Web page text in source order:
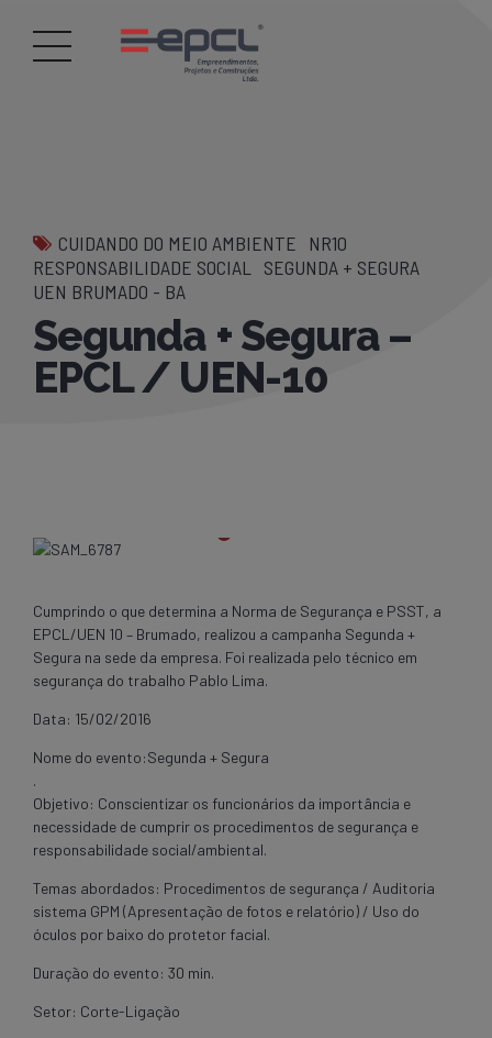
CUIDANDO DO MEIO AMBIENTE
NR10
RESPONSABILIDADE SOCIAL
SEGUNDA + SEGURA
UEN BRUMADO - BA
Segunda + Segura –
EPCL / UEN-10
Cumprindo o que determina a Norma de Segurança e PSST, a
EPCL/UEN 10 – Brumado, realizou a campanha Segunda +
Segura na sede da empresa. Foi realizada pelo técnico em
segurança do trabalho Pablo Lima.
Data: 15/02/2016
Nome do evento:Segunda + Segura
.
Objetivo: Conscientizar os funcionários da importância e
necessidade de cumprir os procedimentos de segurança e
responsabilidade social/ambiental.
Temas abordados: Procedimentos de segurança / Auditoria
sistema GPM (Apresentação de fotos e relatório) / Uso do
óculos por baixo do protetor facial.
Duração do evento: 30 min.
Setor: Corte-Ligação